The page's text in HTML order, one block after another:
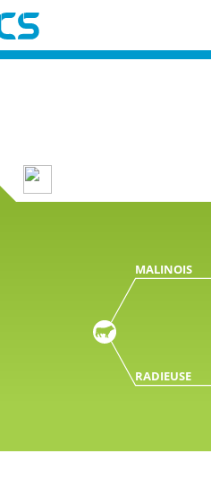
MALINOIS
RADIEUSE